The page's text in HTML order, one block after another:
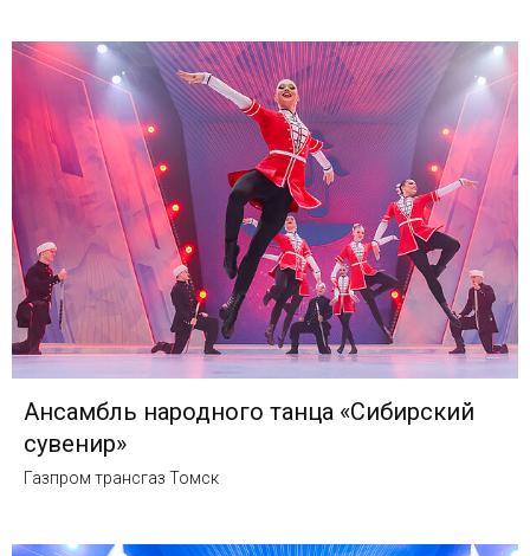
Ансамбль народного танца «Сибирский
сувенир»
Газпром трансгаз Томск